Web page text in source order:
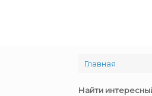
Главная
Найти